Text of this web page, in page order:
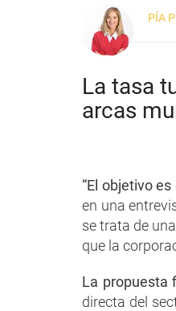
PÍA
La tasa
arcas
“El objetivo
en una
se trata de
que la
La propuesta
directa del